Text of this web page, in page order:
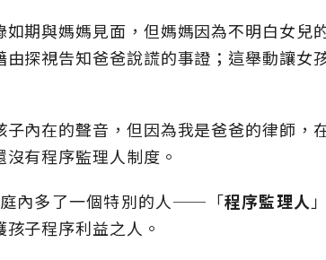
期與媽媽見面，但媽媽因為不明白女兒
探視告知爸爸說謊的事證；這舉動讓女
內在的聲音，但因為我是爸爸的律師，
有程序監理人制度。
內多了一個特別的人──「程序監理人
子程序利益之人。